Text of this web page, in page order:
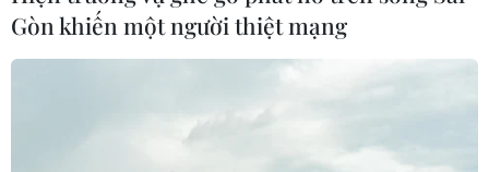
Vĩnh Tân
Xem thêm
Gòn khiến một người thiệt mạng